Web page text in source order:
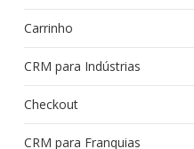
Carrinho
CRM para Indústrias
Checkout
CRM para Franquias